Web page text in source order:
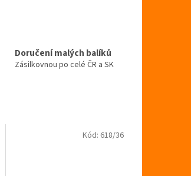
Doručení malých balíků
Zásilkovnou po celé ČR a SK
Kód: 618/36